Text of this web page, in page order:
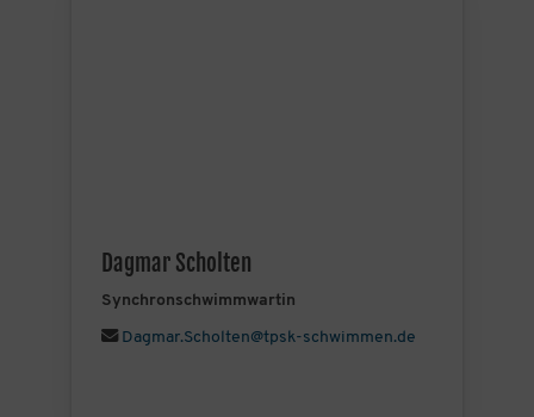
Dagmar Scholten
Synchronschwimmwartin
Dagmar.Scholten@tpsk-schwimmen.de